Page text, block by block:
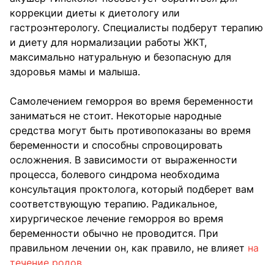
коррекции диеты к диетологу или
гастроэнтерологу. Специалисты подберут терапию
и диету для нормализации работы ЖКТ,
максимально натуральную и безопасную для
здоровья мамы и малыша.
Самолечением геморроя во время беременности
заниматься не стоит. Некоторые народные
средства могут быть противопоказаны во время
беременности и способны спровоцировать
осложнения. В зависимости от выраженности
процесса, болевого синдрома необходима
консультация проктолога, который подберет вам
соответствующую терапию. Радикальное,
хирургическое лечение геморроя во время
беременности обычно не проводится. При
правильном лечении он, как правило, не влияет на